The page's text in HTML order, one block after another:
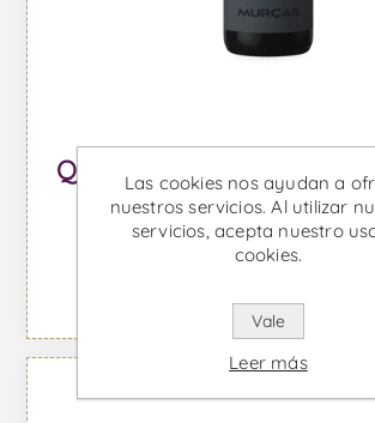
Quinta dos Murças
Tinto
Desde €35,57 IVA incl.
Las cookies nos ayudan a
nuestros servicios. Al utilizar
servicios, acepta nuestro
cookies.
Vale
Leer más